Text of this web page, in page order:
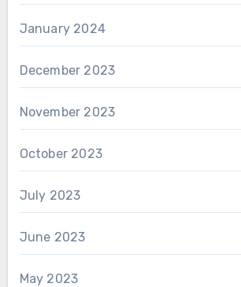
January 2024
December 2023
November 2023
October 2023
July 2023
June 2023
May 2023